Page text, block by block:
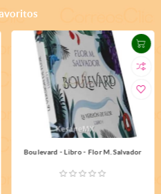
Boulevard - Libro - Flor M. Salvador